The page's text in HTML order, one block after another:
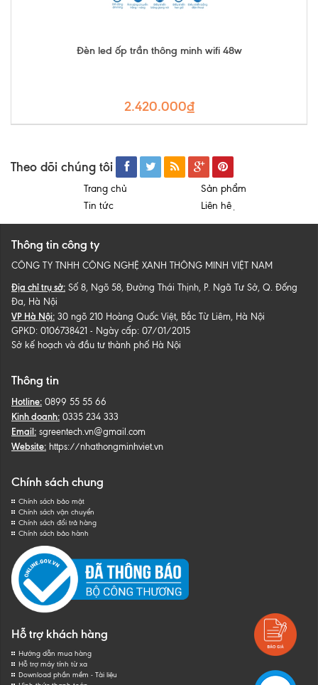
Đèn led ốp trần thông minh wifi 48w
2.420.000₫
Theo dõi chúng tôi
Trang chủ
Sản phẩm
Tin tức
Liên hệ
Thông tin công ty
CÔNG TY TNHH CÔNG NGHỆ XANH THÔNG MINH VIỆT NAM
Địa chỉ trụ sở: Số 8, Ngõ 58, Đường Thái Thịnh, P. Ngã Tư Sở, Q. Đống
Đa, Hà Nội
VP Hà Nội: 30 ngõ 210 Hoàng Quốc Việt, Bắc Từ Liêm, Hà Nội
GPKD: 0106738421 - Ngày cấp: 07/01/2015
Sở kế hoạch và đầu tư thành phố Hà Nội
Thông tin
Hotline: 0899 55 55 66
Kinh doanh: 0335 234 333
Email: sgreentech.vn@gmail.com
Website: https://nhathongminhviet.vn
Chính sách chung
Chính sách bảo mật
Chính sách vận chuyển
Chính sách đổi trả hàng
Chính sách bảo hành
Hỗ trợ khách hàng
Hướng dẫn mua hàng
Hỗ trợ máy tính từ xa
Download phần mềm - Tài liệu